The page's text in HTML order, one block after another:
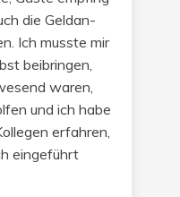
die Geldan-
Ich musste mir
beibringen,
waren,
und ich habe
erfahren,
eingeführt